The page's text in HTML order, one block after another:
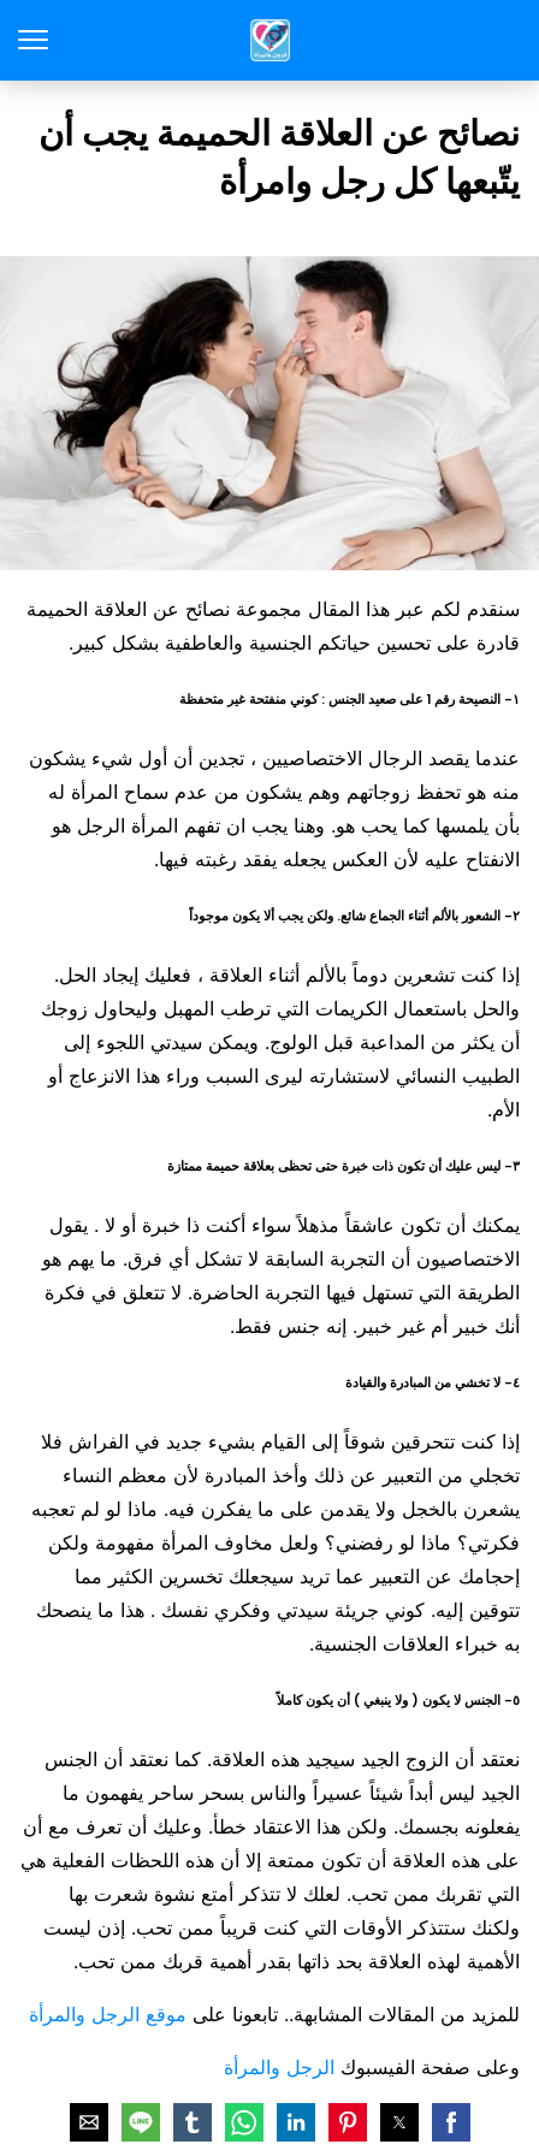
نصائح عن العلاقة الحميمة يجب أن
يتّبعها كل رجل وامرأة
سنقدم لكم عبر هذا المقال مجموعة نصائح عن العلاقة الحميمة
قادرة على تحسين حياتكم الجنسية والعاطفية بشكل كبير.
١- النصيحة رقم 1 على صعيد الجنس : كوني منفتحة غير متحفظة
عندما يقصد الرجال الاختصاصيين ، تجدين أن أول شيء يشكون
منه هو تحفظ زوجاتهم وهم يشكون من عدم سماح المرأة له
بأن يلمسها كما يحب هو. وهنا يجب ان تفهم المرأة الرجل هو
الانفتاح عليه لأن العكس يجعله يفقد رغبته فيها.
٢- الشعور بالألم أثناء الجماع شائع. ولكن يجب ألا يكون موجوداً
إذا كنت تشعرين دوماً بالألم أثناء العلاقة ، فعليك إيجاد الحل.
والحل باستعمال الكريمات التي ترطب المهبل وليحاول زوجك
أن يكثر من المداعبة قبل الولوج. ويمكن سيدتي اللجوء إلى
الطبيب النسائي لاستشارته ليرى السبب وراء هذا الانزعاج أو
الأم.
٣- ليس عليك أن تكون ذات خبرة حتى تحظى بعلاقة حميمة ممتازة
يمكنك أن تكون عاشقاً مذهلاً سواء أكنت ذا خبرة أو لا . يقول
الاختصاصيون أن التجربة السابقة لا تشكل أي فرق. ما يهم هو
الطريقة التي تستهل فيها التجربة الحاضرة. لا تتعلق في فكرة
أنك خبير أم غير خبير. إنه جنس فقط.
٤- لا تخشي من المبادرة والقيادة
إذا كنت تتحرقين شوقاً إلى القيام بشيء جديد في الفراش فلا
تخجلي من التعبير عن ذلك وأخذ المبادرة لأن معظم النساء
يشعرن بالخجل ولا يقدمن على ما يفكرن فيه. ماذا لو لم تعجبه
فكرتي؟ ماذا لو رفضني؟ ولعل مخاوف المرأة مفهومة ولكن
إحجامك عن التعبير عما تريد سيجعلك تخسرين الكثير مما
تتوقين إليه. كوني جريئة سيدتي وفكري نفسك . هذا ما ينصحك
به خبراء العلاقات الجنسية.
٥- الجنس لا يكون ( ولا ينبغي ) أن يكون كاملاً
نعتقد أن الزوج الجيد سيجيد هذه العلاقة. كما نعتقد أن الجنس
الجيد ليس أبداً شيئاً عسيراً والناس بسحر ساحر يفهمون ما
يفعلونه بجسمك. ولكن هذا الاعتقاد خطأ. وعليك أن تعرف مع أن
على هذه العلاقة أن تكون ممتعة إلا أن هذه اللحظات الفعلية هي
التي تقربك ممن تحب. لعلك لا تتذكر أمتع نشوة شعرت بها
ولكنك ستتذكر الأوقات التي كنت قريباً ممن تحب. إذن ليست
الأهمية لهذه العلاقة بحد ذاتها بقدر أهمية قربك ممن تحب.
للمزيد من المقالات المشابهة.. تابعونا على موقع الرجل والمرأة
وعلى صفحة الفيسبوك الرجل والمرأة